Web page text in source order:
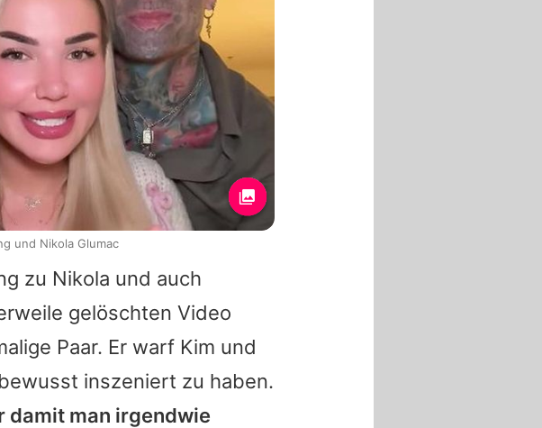
zu Nikola und auch
gelöschten Video
Paar. Er warf Kim und
inszeniert zu haben.
damit man irgendwie
und Nikola Glumac